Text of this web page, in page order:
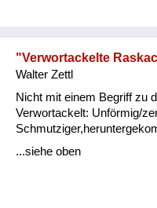
"Verwortackelte
Walter Zettl
Nicht mit einem Begriff zu
Verwortackelt: Unförmig/
...siehe oben